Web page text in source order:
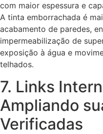
com maior espessura e
A tinta emborrachada é
acabamento de paredes,
impermeabilização de
exposição à água e
telhados.
7. Links
Ampliando
Verificadas